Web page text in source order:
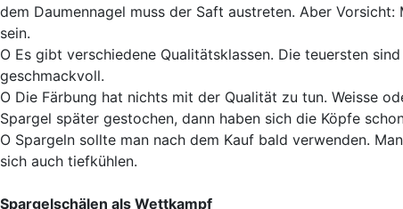
dem Daumennagel muss der Saft austreten. Aber
sein.
O Es gibt verschiedene Qualitätsklassen. Die teuersten
geschmackvoll.
O Die Färbung hat nichts mit der Qualität zu tun. Weisse
Spargel später gestochen, dann haben sich die Köpfe
O Spargeln sollte man nach dem Kauf bald verwenden.
sich auch tiefkühlen.
Spargelschälen als Wettkampf